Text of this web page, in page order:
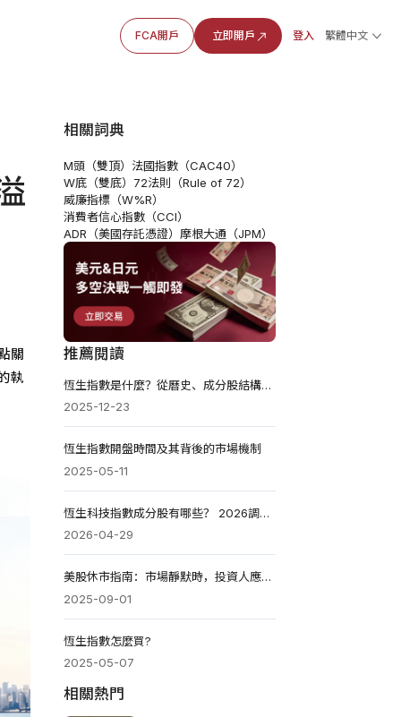
FCA開戶 立即開戶 登入 繁體中文
關
執
相關詞典
M頭（雙頂） 法國指數（CAC40）
W底（雙底） 72法則（Rule of 72）
威廉指標（W%R）
消費者信心指數（CCI）
ADR（美國存託憑證） 摩根大通（JPM）
推薦閱讀
恆生指數是什麼？從曆史、成分股結構到新手如何入場？
2025-12-23
恆生指數開盤時間及其背後的市場機制
2025-05-11
恆生科技指數成分股有哪些？ 2026調整名單+ETF+走勢分析
2026-04-29
美股休市指南：市場靜默時，投資人應關注什麼?
2025-09-01
恆生指數怎麼買?
2025-05-07
相關熱門